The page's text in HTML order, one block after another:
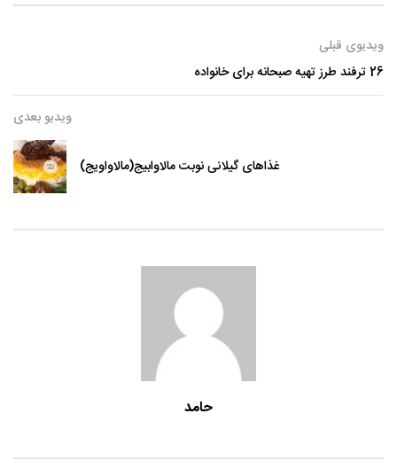
ویدیوی قبلی
26 ترفند طرز تهیه صبحانه برای خانواده
ویدیو بعدی
غذاهای گیلانی نوبت مالاوابیج(مالاواویج)
حامد